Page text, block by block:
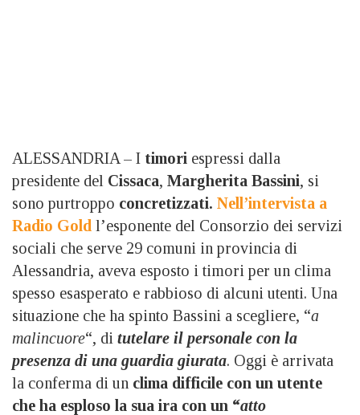
ALESSANDRIA – I timori espressi dalla
presidente del Cissaca, Margherita Bassini, si
sono purtroppo concretizzati. Nell’intervista a
Radio Gold l’esponente del Consorzio dei servizi
sociali che serve 29 comuni in provincia di
Alessandria, aveva esposto i timori per un clima
spesso esasperato e rabbioso di alcuni utenti. Una
situazione che ha spinto Bassini a scegliere, “a
malincuore“, di tutelare il personale con la
presenza di una guardia giurata. Oggi è arrivata
la conferma di un clima difficile con un utente
che ha esploso la sua ira con un “atto